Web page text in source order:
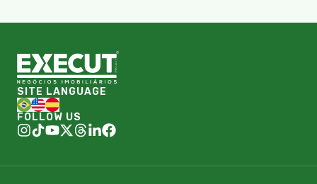
SITE LANGUAGE
FOLLOW US